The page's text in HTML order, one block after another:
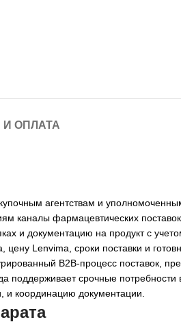
ОПЛАТА
агентствам и
каналы фармацевтических
и документацию на продукт с
Lenvima, сроки поставки и
B2B-процесс поставок,
срочные потребности
координацию документации.